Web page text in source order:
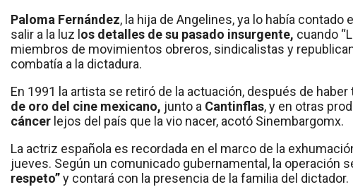
Paloma Fernández, la hija de Angelines, ya lo había
salir a la luz l os detalles de su pasado insurgente, cuando
miembros de movimientos obreros, sindicalistas y
combatía a la dictadura.
En 1991 la artista se retiró de la actuación, después de
de oro del cine mexicano, junto a Cantinflas, y en otras
cáncer lejos del país que la vio nacer, acotó Sinembargomx.
La actriz española es recordada en el marco de la
jueves. Según un comunicado gubernamental, la operación
respeto”y contará con la presencia de la familia del dictador.